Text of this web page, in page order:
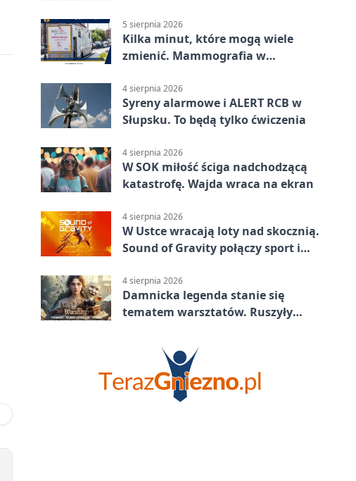
5 sierpnia 2026
Kilka minut, które mogą wiele
zmienić. Mammografia w
4 sierpnia 2026
Syreny alarmowe i ALERT RCB w
Słupsku. To będą tylko ćwiczenia
4 sierpnia 2026
W SOK miłość ściga nadchodzącą
katastrofę. Wajda wraca na ekran
4 sierpnia 2026
W Ustce wracają loty nad skocznią.
Sound of Gravity połączy sport i
4 sierpnia 2026
Damnicka legenda stanie się
tematem warsztatów. Ruszyły